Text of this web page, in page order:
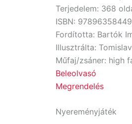
Terjedelem: 368
ISBN:
Fordította: Bartók
Illusztrálta:
Műfaj/zsáner: high
Beleolvasó
Megrendelés
Nyereményjáték